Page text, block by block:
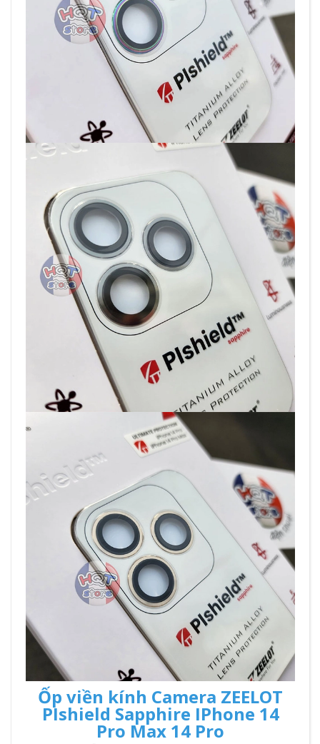
Ốp viền kính Camera ZEELOT
PIshield Sapphire IPhone 14
Pro Max 14 Pro